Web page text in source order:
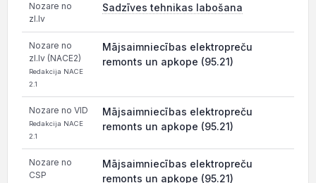
Nozare no
zl.lv
Sadzīves tehnikas labošana
Nozare no
zl.lv (NACE2)
Redakcija NACE
2.1
Mājsaimniecības elektropreču
remonts un apkope (95.21)
Nozare no VID
Redakcija NACE
2.1
Mājsaimniecības elektropreču
remonts un apkope (95.21)
Nozare no
CSP
Mājsaimniecības elektropreču
remonts un apkope (95.21)